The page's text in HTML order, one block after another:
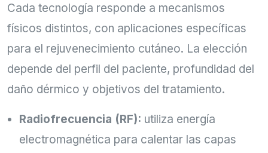
Cada tecnología responde a mecanismos
físicos distintos, con aplicaciones específicas
para el rejuvenecimiento cutáneo. La elección
depende del perfil del paciente, profundidad del
daño dérmico y objetivos del tratamiento.
Radiofrecuencia (RF): utiliza energía
electromagnética para calentar las capas